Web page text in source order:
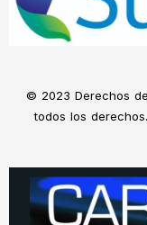
© 2023 Derechos
todos los